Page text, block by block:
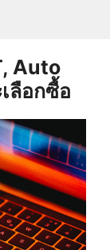
Auto
ลือกซื้อ